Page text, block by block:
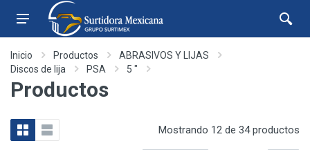
Inicio Productos
ABRASIVOS Y LIJAS
Discos de lija
PSA 5 "
Productos
Mostrando 12 de 34 productos